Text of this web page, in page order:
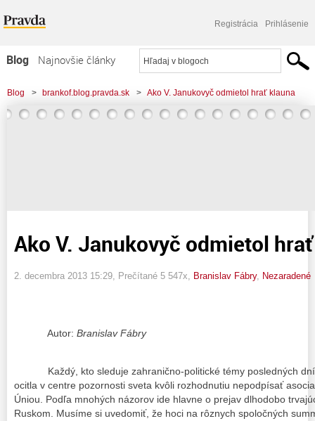
Registrácia Prihlásenie
Blog
Najnovšie články
Najčítanejšie články
Najkomentovanejšie články
Blog > brankof.blog.pravda.sk > Ako V. Janukovyč odmietol hrať klauna
Ako V. Janukovyč odmietol
2. decembra 2013 15:29 , Prečítané 5 547x, Branislav Fábry, Nezaradené
Autor: Branislav Fábry
Každý, kto sleduje zahranično-politické témy posledných dní,
ocitla v centre pozornosti sveta kvôli rozhodnutiu nepodpísať
Úniou. Podľa mnohých názorov ide hlavne o prejav dlhodobo
Ruskom. Musíme si uvedomiť, že hoci na rôznych spoločných